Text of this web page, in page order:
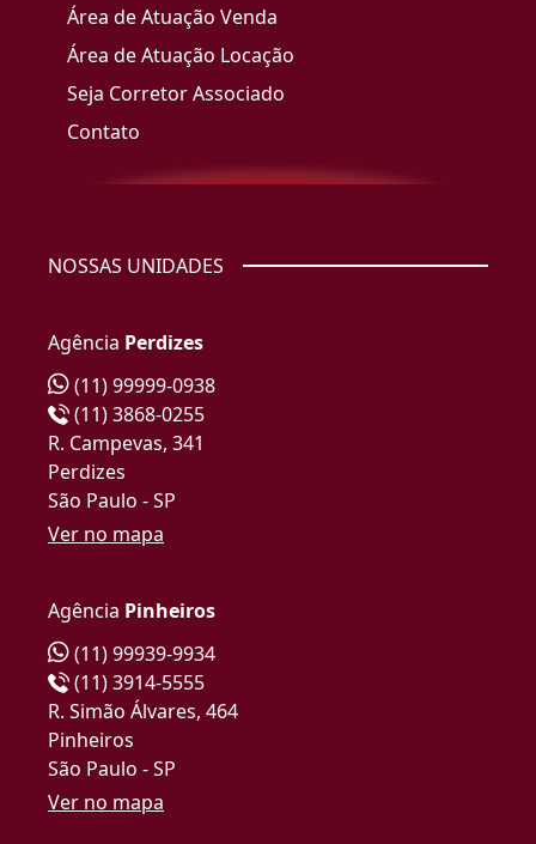
Área de Atuação Venda
Área de Atuação Locação
Seja Corretor Associado
Contato
NOSSAS UNIDADES
Agência Perdizes
(11) 99999-0938
(11) 3868-0255
R. Campevas, 341
Perdizes
São Paulo - SP
Ver no mapa
Agência Pinheiros
(11) 99939-9934
(11) 3914-5555
R. Simão Álvares, 464
Pinheiros
São Paulo - SP
Ver no mapa